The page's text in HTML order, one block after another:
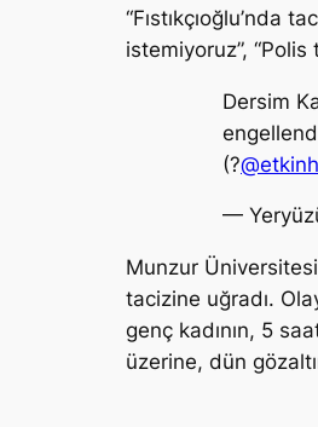
“Fıstıkçıoğlu’nda
istemiyoruz”,
Dersim
(?
—
Munzur Üniversitesi
tacizine uğradı.
genç kadının, 5
üzerine, dün